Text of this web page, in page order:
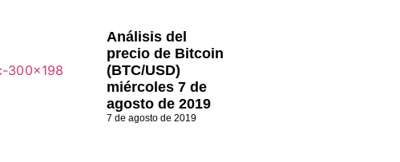
Análisis del
precio de Bitcoin
(BTC/USD)
miércoles 7 de
agosto de 2019
7 de agosto de 2019